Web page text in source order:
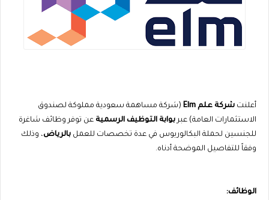
أعلنت شركة علم Elm
(شركة مساهمة سعودية مملوكة لصندوق
الاستثمارات العامة) عبربوابة التوظيف الرسمية عن توفر وظائف شاغرة
للجنسين لحملة البكالوريوس في عدة تخصصات للعمل بالرياض، وذلك
وفقاً للتفاصيل الموضحة أدناه.
الوظائف: